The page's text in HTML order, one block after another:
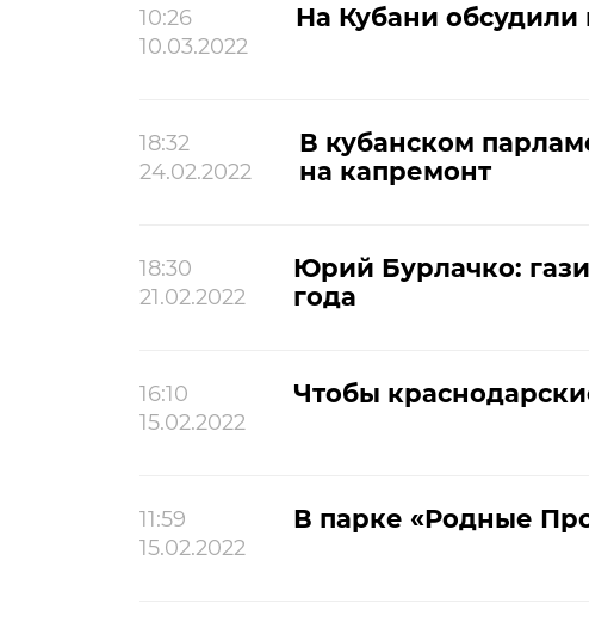
10:26
10.03.2022
На Кубани обсудили
18:32
24.02.2022
В кубанском
на капремонт
18:30
21.02.2022
Юрий Бурлачко:
года
16:10
15.02.2022
Чтобы
11:59
15.02.2022
В парке «Родные